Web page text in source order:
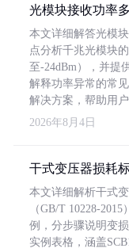
光模块接收功率
本文详细解答光模
点分析千兆光模块
至-24dBm），并提
解释功率异常的常
解决方案，帮助用
2026年8月4日
干式变压器损耗
本文详细解析干式
（GB/T 10228-
例，分步骤说明变
实例表格，涵盖